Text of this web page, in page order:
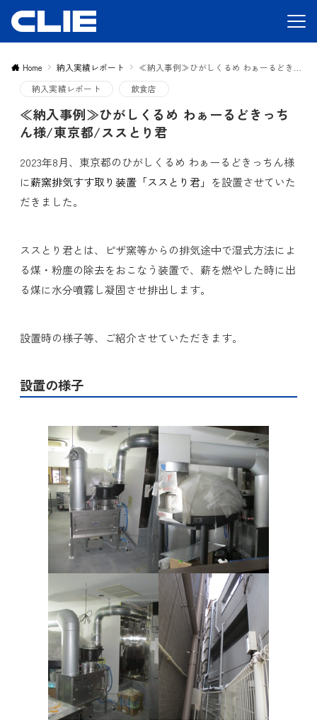
Home 納入実績レポート
≪納入事例≫ひがしくるめ わぁーるどきっちん様/東京都/ススとり君
納入実績レポート
飲食店
≪納入事例≫ひがしくるめ わぁーるどきっち
ん様/東京都/ススとり君
2023年8月、東京都のひがしくるめ わぁーるどきっちん様
に薪窯排気すす取り装置「ススとり君」 を設置させていた
だきました。
ススとり君とは、ピザ窯等からの排気途中で湿式方法によ
る煤・粉塵の除去をおこなう装置で、薪を燃やした時に出
る煤に水分噴霧し凝固させ排出します。
設置時の様子等、ご紹介させていただきます。
設置の様子